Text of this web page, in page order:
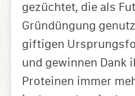
gezüchtet, die als
Gründüngung
giftigen
und gewinnen Dank
Proteinen immer